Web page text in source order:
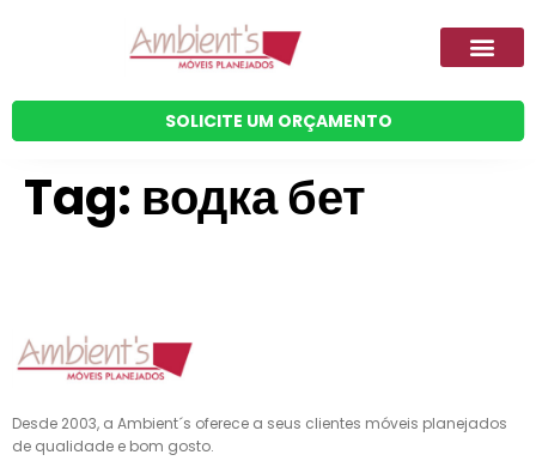
SOLICITE UM ORÇAMENTO
Tag: водка бет
Desde 2003, a Ambient´s oferece a seus clientes móveis planejados
de qualidade e bom gosto.